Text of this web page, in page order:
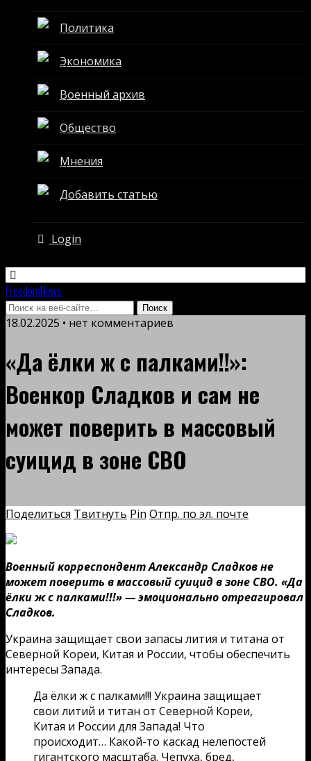
Политика
Экономика
Военный архив
Общество
Мнения
Добавить статью
Login
FreedomNews
18.02.2025 • нет комментариев
«Да ёлки ж с палками!!»:
Военкор Сладков и сам не
может поверить в массовый
суицид в зоне СВО
Поделиться Твитнуть Pin Отпр. по эл. почте
Военный корреспондент Александр Сладков не
может поверить в массовый суицид в зоне СВО. «Да
ёлки ж с палками!!!» — эмоционально отреагировал
Сладков.
Украина защищает свои запасы лития и титана от
Северной Кореи, Китая и России, чтобы обеспечить
интересы Запада.
Да ёлки ж с палками!!! Украина защищает
свои литий и титан от Северной Кореи,
Китая и России для Запада! Что
происходит… Какой-то каскад нелепостей
гигантского масштаба. Чепуха, бред,